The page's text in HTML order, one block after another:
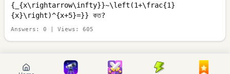
{_{x\rightarrow\infty}}~\left(1+\frac{1}
{x}\right)^{x+5}=}} কত?
Answers: 0 | Views: 605